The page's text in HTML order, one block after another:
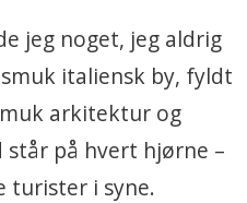
jeg noget, jeg aldrig
italiensk by, fyldt
arkitektur og
på hvert hjørne –
turister i syne.